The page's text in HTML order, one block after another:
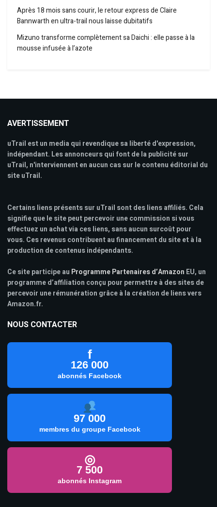
Après 18 mois sans courir, le retour express de Claire
Bannwarth en ultra-trail nous laisse dubitatifs
Mizuno transforme complètement sa Daichi : elle passe à la
mousse infusée à l’azote
AVERTISSEMENT
uTrail est un media qui revendique sa liberté d'expression,
indépendant. Les annonceurs qui font de la publicité sur
uTrail, n'interviennent en aucun cas sur le contenu éditorial du
site uTrail.
Certains liens présents sur uTrail sont des liens affiliés. Cela
signifie que le site peut percevoir une commission si vous
effectuez un achat via ces liens, sans aucun surcoût pour
vous. Ces revenus contribuent au financement du site et à la
production de contenus indépendants.
Ce site participe au Programme Partenaires d’Amazon EU, un
programme d’affiliation conçu pour permettre à des sites de
percevoir une rémunération grâce à la création de liens vers
Amazon.fr.
NOUS CONTACTER
f
126 000
abonnés Facebook
97 000
membres du groupe Facebook
◎
7 500
abonnés Instagram